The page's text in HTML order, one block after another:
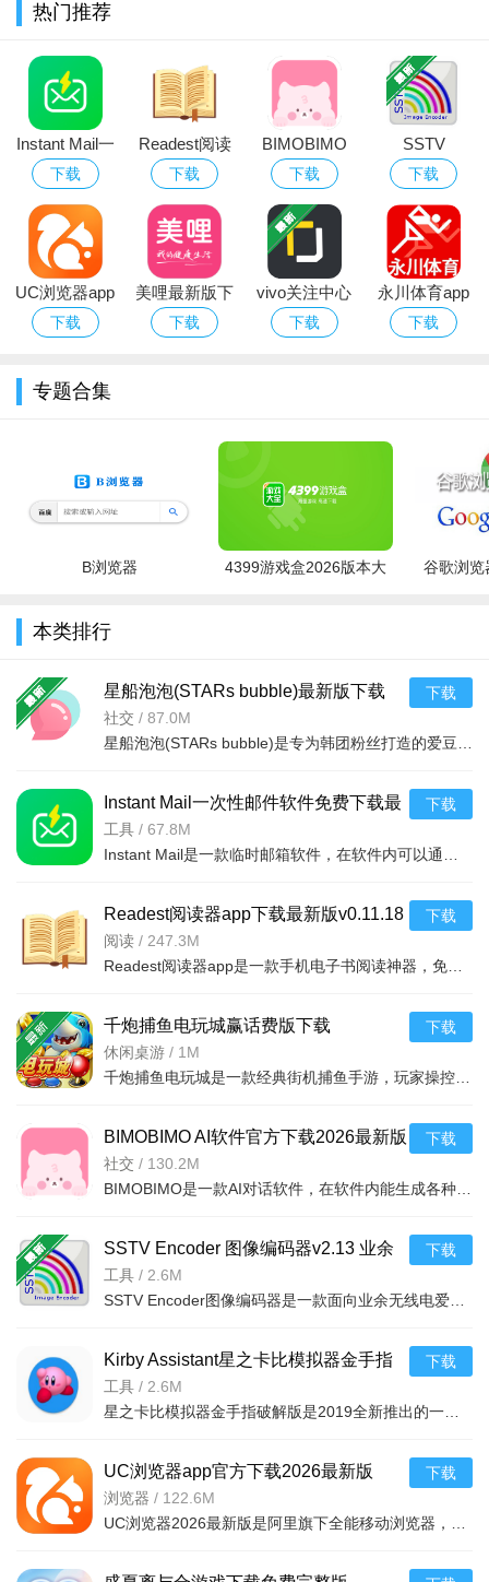
景点中；
小编推荐同类软件
高德地图：精准导航，河口路况实时更新。
携程旅行：一站式预订机票酒店门票。
马蜂窝旅游：海量河口游记攻略分享。
小红书：本地人真实吃喝玩乐笔记。
大众点评：查河口美食商家真实评价。
12306：官方购票，河口中越列车直达。
飞猪旅行：河口特色民宿比价更优惠。
河口旅游攻略特别说明
欢迎使用河口旅游攻略v1.0安卓版！安装前请确保手机已开
启“允许安装未知来源应用”。如遇解析包错误，请重新下载安装
推荐。常见问题：地图加载慢？请检查GPS或切换至WiFi；部分
耗提示，建议提前缓存景点详情；景区内部分区域信号弱，可提
前截图保存关键路线。如遇闪退，请尝试清除缓存或重启应用。
祝您游玩愉快！
热门推荐
Instant Mail一
次性邮件软件
免费下载最新
版本
下载
Readest阅读
器app下载最
新版
下载
BIMOBIMO
AI软件官方下
载2026最新版
本
下载
SSTV
Encoder 图像
编码器
下载
UC浏览器app
官方下载2026
下载
美哩最新版下
载
下载
vivo关注中心
app
下载
永川体育app
下载
专题合集
B浏览器
4399游戏盒2026版本大
谷歌浏览
本类排行
星船泡泡(STARs bubble)最新版下载
v1.4.10 韩团爱豆私信平台
社交 / 87.0M
下载
Instant Mail一次性邮件软件免费下载最
新版本v8.0.0安卓版
工具 / 67.8M
下载
Readest阅读器app下载最新版v0.11.18
安卓版
阅读 / 247.3M
下载
千炮捕鱼电玩城赢话费版下载
v27.5.11015高爆率捕鱼手游
休闲桌游 / 1M
下载
BIMOBIMO AI软件官方下载2026最新版
本v2.50.3安卓版
社交 / 130.2M
下载
SSTV Encoder 图像编码器v2.13 业余
无线电图像传输
工具 / 2.6M
下载
Kirby Assistant星之卡比模拟器金手指
破解版1.4.4安卓联机版
工具 / 2.6M
下载
UC浏览器app官方下载2026最新版
v18.9.5.1521手机版
浏览器 / 122.6M
下载